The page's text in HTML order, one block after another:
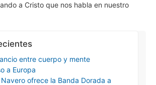
a Cristo que nos habla en nuestro
entre cuerpo y mente
a Europa
ofrece la Banda Dorada a